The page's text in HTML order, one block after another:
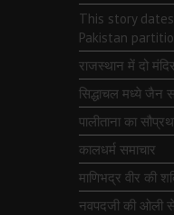
This story
Pakistan
राजस्थान में दो
सिद्धाचल मध्ये जैन
पालीताना का
कालधर्म समाचार
माणिभद्र वीर की
नवपदजी की ओली से